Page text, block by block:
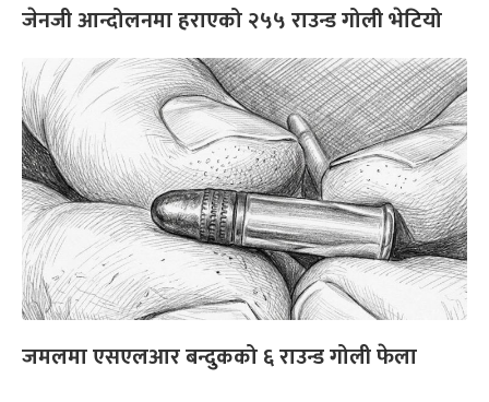
जेनजी आन्दोलनमा हराएको २५५ राउन्ड गोली भेटियो
जमलमा एसएलआर बन्दुकको ६ राउन्ड गोली फेला